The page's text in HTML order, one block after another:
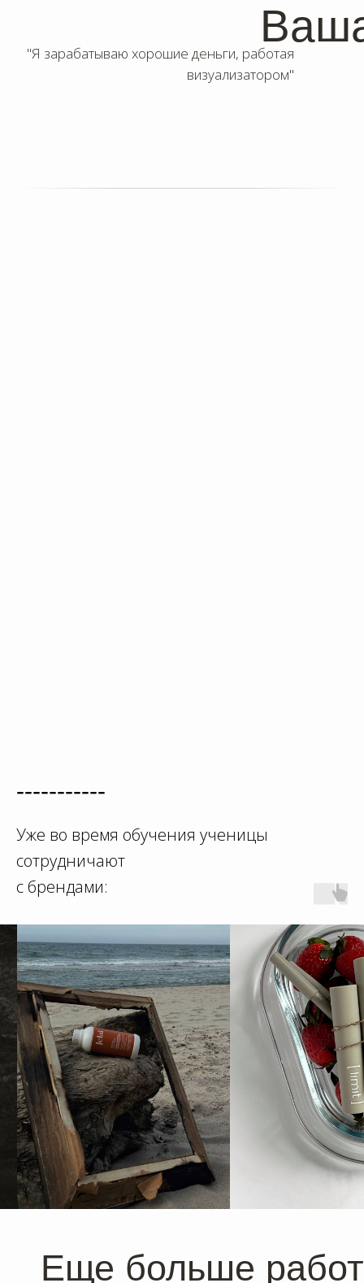
"Я зарабатываю хорошие деньги, работая
визуализатором"
-----------
Уже во время обучения ученицы
сотрудничают
с брендами:
Еще больше работ